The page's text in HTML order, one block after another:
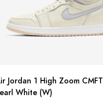
Jordan 1 High Zoom CMFT
White (W)